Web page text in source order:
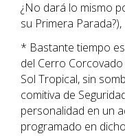
¿No dará lo mismo
su Primera Parada?),
* Bastante tiempo
del Cerro
Sol Tropical, sin
comitiva de
personalidad en un
programado en